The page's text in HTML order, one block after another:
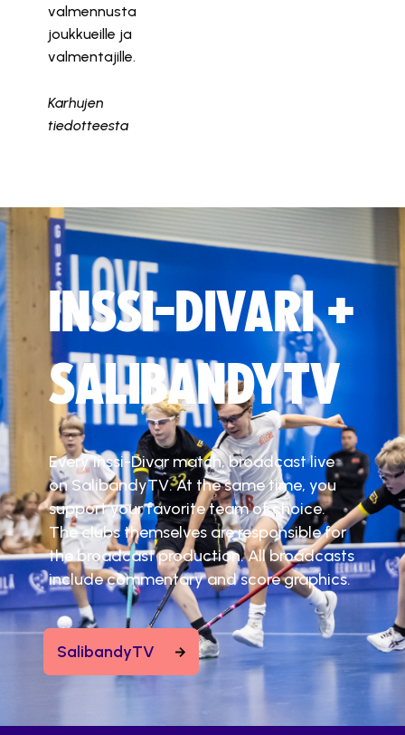
valmennusta
joukkueille ja
valmentajille.
Karhujen
tiedotteesta
INSSI-DIVARI +
SALIBANDYTV
Every Inssi-Divar match, broadcast live
on SalibandyTV. At the same time, you
support your favorite team of choice.
The clubs themselves are responsible for
the broadcast production. All broadcasts
include commentary and score graphics.
SalibandyTV